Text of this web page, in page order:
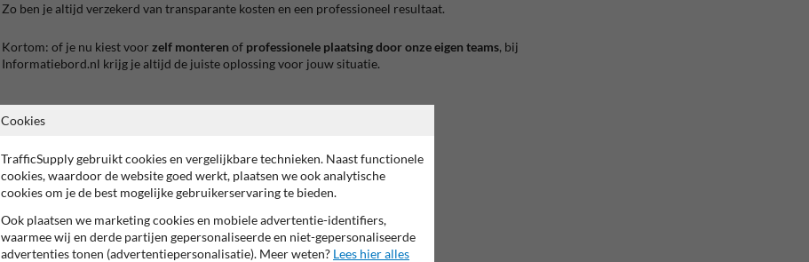
Zo ben je altijd verzekerd van transparante kosten en een professioneel resultaat.
Kortom: of je nu kiest voor zelf monteren of professionele plaatsing door onze eigen teams, bij
Informatiebord.nl krijg je altijd de juiste oplossing voor jouw situatie.
Cookies
TrafficSupply gebruikt cookies en vergelijkbare technieken. Naast functionele
cookies, waardoor de website goed werkt, plaatsen we ook analytische
cookies om je de best mogelijke gebruikerservaring te bieden.
Ook plaatsen we marketing cookies en mobiele advertentie-identifiers,
waarmee wij en derde partijen gepersonaliseerde en niet-gepersonaliseerde
advertenties tonen (advertentiepersonalisatie). Meer weten? Lees hier alles